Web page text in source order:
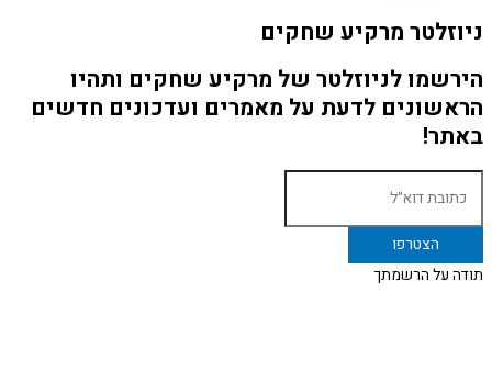
ניוזלטר מרקיע שחקים
הירשמו לניוזלטר של מרקיע שחקים ותהיו
הראשונים לדעת על מאמרים ועדכונים חדשים
באתר!
תודה על הרשמתך